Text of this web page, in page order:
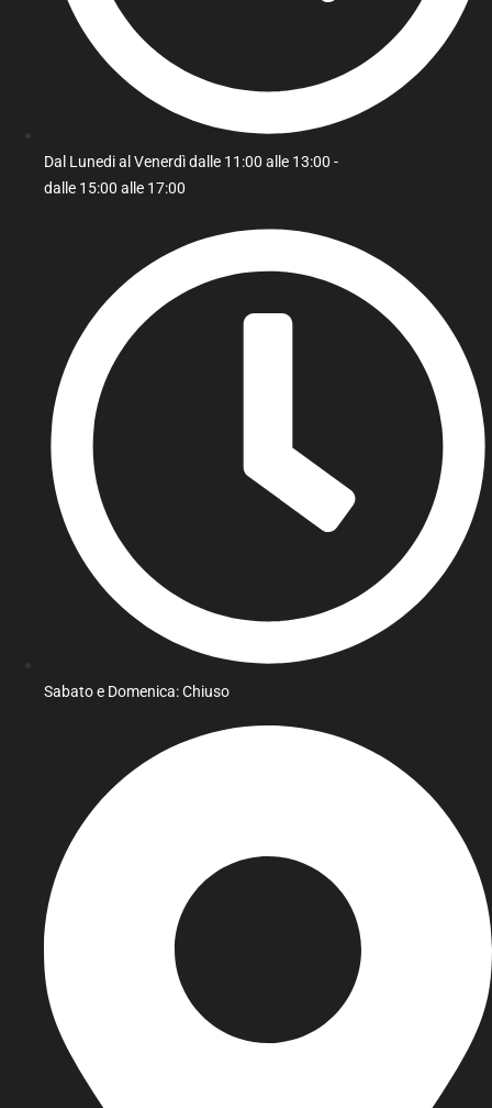
Dal Lunedi al Venerdì dalle 11:00 alle 13:00 -
dalle 15:00 alle 17:00
Sabato e Domenica: Chiuso